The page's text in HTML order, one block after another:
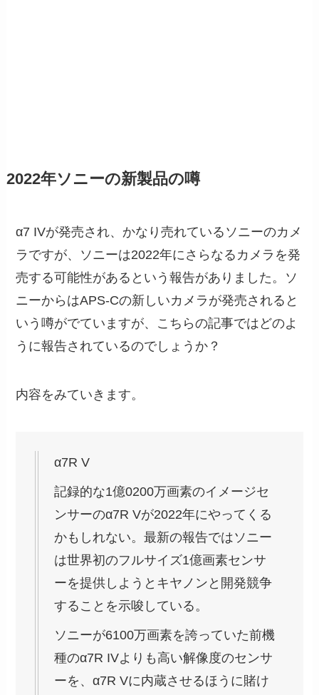
2022年ソニーの新製品の噂
α7 IVが発売され、かなり売れているソニーのカメ
ラですが、ソニーは2022年にさらなるカメラを発
売する可能性があるという報告がありました。ソ
ニーからはAPS-Cの新しいカメラが発売されると
いう噂がでていますが、こちらの記事ではどのよ
うに報告されているのでしょうか？
内容をみていきます。
α7R V
記録的な1億0200万画素のイメージセ
ンサーのα7R Vが2022年にやってくる
かもしれない。最新の報告ではソニー
は世界初のフルサイズ1億画素センサ
ーを提供しようとキヤノンと開発競争
することを示唆している。
ソニーが6100万画素を誇っていた前機
種のα7R IVよりも高い解像度のセンサ
ーを、α7R Vに内蔵させるほうに賭け